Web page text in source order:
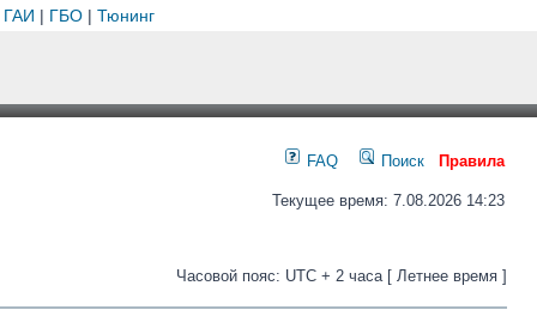
| ГБО| Тюнинг
FAQ Поиск Правила
Текущее время: 7.08.2026 14:23
Часовой пояс: UTC + 2 часа [ Летнее время ]